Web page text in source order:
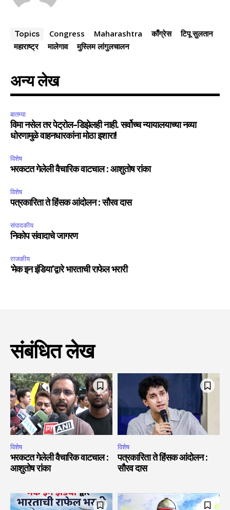
Topics Congress Maharashtra काँग्रेस
टिपू सुलतान
महाराष्ट्र
मालेगाव मुस्लिम लांगुलचालन
अन्य लेख
बातम्या
विमा नसेल तर पेट्रोल-डिझेलही नाही. सर्वोच्च न्यायालयाच्या नव्या
धोरणामुळे वाहनधारकांना मोठा इशारा!
विशेष
भरकटत गेलेली वैचारिक वाटचाल : आशुतोष रांका
विशेष
पत्रकारिता ते हिंसक आंदोलन : सौरव दास
संपादकीय
निकोप संवादाचे जागरण
राजकीय
‘मेक इन इंडिया’द्वारे भारताची राफेल भरारी
संबंधित लेख
विशेष
भरकटत गेलेली वैचारिक वाटचाल :
आशुतोष रांका
विशेष
पत्रकारिता ते हिंसक आंदोलन :
सौरव दास